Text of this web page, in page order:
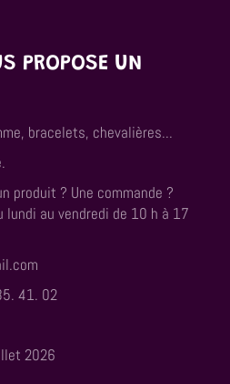
PROPOSE UN
bracelets, chevalières...
produit ? Une commande ?
au vendredi de 10 h à 17
41. 02
2026